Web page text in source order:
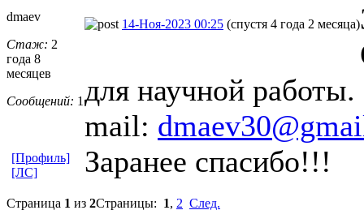
dmaev
Стаж: 2
года 8
месяцев
Сообщений: 1
14-Ноя-2023 00:25 (спустя 4 года 2 месяца)
для научной
mail:
Заранее спасибо!!!
[Профиль]
[ЛС]
Страница 1 из 2Страницы: 1, 2 След.